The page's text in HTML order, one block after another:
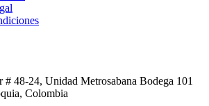
# 48-24, Unidad Metrosabana Bodega 101
, Colombia